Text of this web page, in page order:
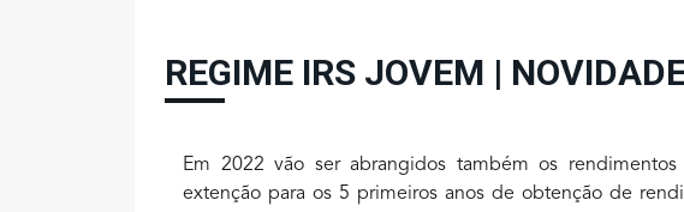
REGIME IRS JOVEM |
Em 2022 vão ser abrangidos também os
extenção para os 5 primeiros anos de obtenção de